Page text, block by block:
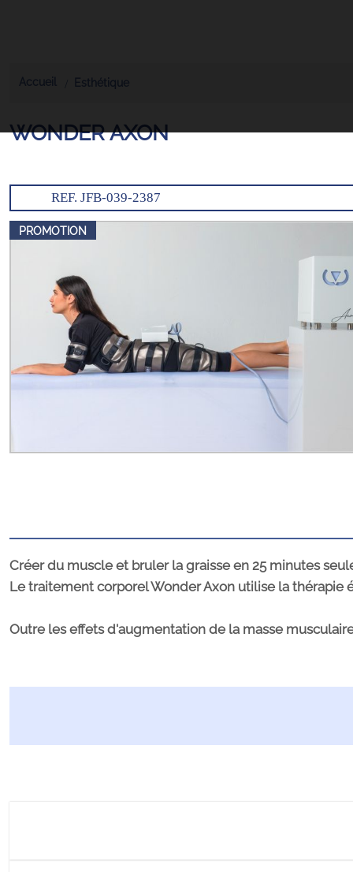
Accueil Esthétique
WONDER AXON
REF. JFB-039-2387
PROMOTION
Créer du muscle et bruler la graisse en 25 minutes
Le traitement corporel Wonder Axon utilise la
Outre les effets d'augmentation de la masse